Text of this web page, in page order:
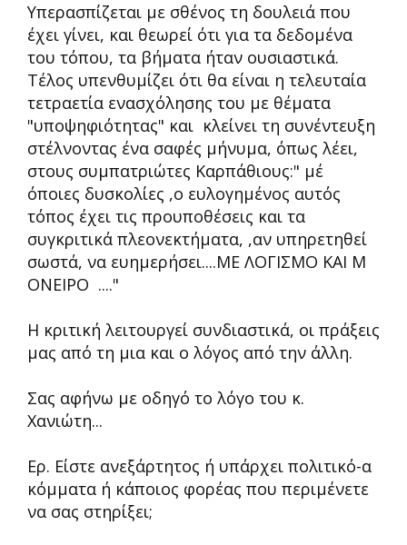
Υπερασπίζεται με σθένος τη δουλειά που
έχει γίνει, και θεωρεί ότι για τα δεδομένα
του τόπου, τα βήματα ήταν ουσιαστικά.
Τέλος υπενθυμίζει ότι θα είναι η τελευταία
τετραετία ενασχόλησης του με θέματα
"υποψηφιότητας" και κλείνει τη συνέντευξη
στέλνοντας ένα σαφές μήνυμα, όπως λέει,
στους συμπατριώτες Καρπάθιους:" μέ
όποιες δυσκολίες ,ο ευλογημένος αυτός
τόπος έχει τις προυποθέσεις και τα
συγκριτικά πλεονεκτήματα, ,αν υπηρετηθεί
σωστά, να ευημερήσει....ΜΕ ΛΟΓΙΣΜΟ ΚΑΙ Μ
ΟΝΕΙΡΟ ...."
Η κριτική λειτουργεί συνδιαστικά, οι πράξεις
μας από τη μια και ο λόγος από την άλλη.
Σας αφήνω με οδηγό το λόγο του κ.
Χανιώτη...
‪Ερ. Είστε ανεξάρτητος ή υπάρχει πολιτικό-α
κόμματα ή κάποιος φορέας που περιμένετε
να σας στηρίξει;